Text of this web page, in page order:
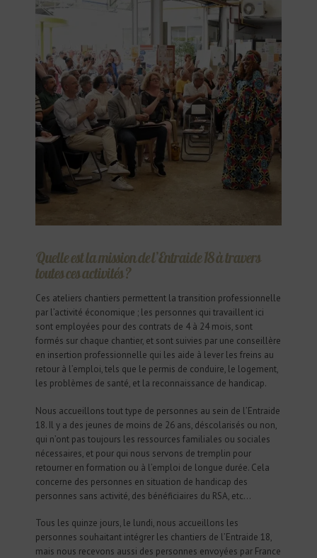
Quelle est la mission de l’Entraide 18 à travers
toutes ces activités ?
Ces ateliers chantiers permettent la transition professionnelle
par l’activité économique ; les personnes qui travaillent ici
sont employées pour des contrats de 4 à 24 mois, sont
formés sur chaque chantier, et sont suivies par une conseillère
en insertion professionnelle qui les aide à lever les freins au
retour à l’emploi, tels que le permis de conduire, le logement,
les problèmes de santé, et la reconnaissance de handicap.
Nous accueillons tout type de personnes au sein de l’Entraide
18. Il y a des jeunes de moins de 26 ans, déscolarisés ou non,
qui n’ont pas toujours les ressources familiales ou sociales
nécessaires, et pour qui nous servons de tremplin pour
retourner en formation ou à l’emploi de longue durée. Cela
concerne des personnes en situation de handicap des
personnes sans activité, des bénéficiaires du RSA, etc…
Tous les quinze jours, le lundi, nous accueillons les
personnes souhaitant intégrer les chantiers de l’Entraide 18,
mais nous recevons aussi des personnes envoyées par France